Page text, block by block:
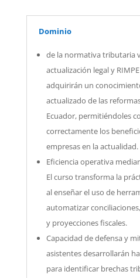
Dominio
de la normativa tributaria
actualización legal y
adquirirán un
actualizado de las
Ecuador, permitiéndoles
correctamente los
empresas en la actualidad.
Eficiencia operativa
El curso transforma la
al enseñar el uso de
automatizar
y proyecciones fiscales.
Capacidad de defensa y
asistentes desarrollarán
para identificar brechas